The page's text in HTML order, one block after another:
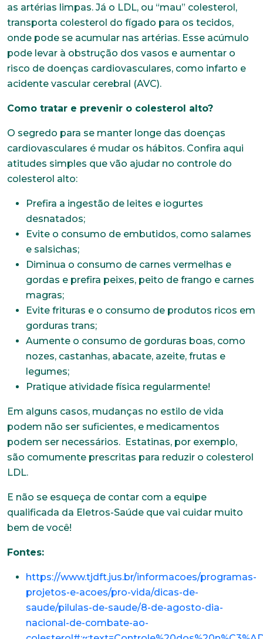
as artérias limpas. Já o LDL, ou “mau” colesterol,
transporta colesterol do fígado para os tecidos,
onde pode se acumular nas artérias. Esse acúmulo
pode levar à obstrução dos vasos e aumentar o
risco de doenças cardiovasculares, como infarto e
acidente vascular cerebral (AVC).
Como tratar e prevenir o colesterol alto?
O segredo para se manter longe das doenças
cardiovasculares é mudar os hábitos. Confira aqui
atitudes simples que vão ajudar no controle do
colesterol alto:
Prefira a ingestão de leites e iogurtes
desnatados;
Evite o consumo de embutidos, como salames
e salsichas;
Diminua o consumo de carnes vermelhas e
gordas e prefira peixes, peito de frango e carnes
magras;
Evite frituras e o consumo de produtos ricos em
gorduras trans;
Aumente o consumo de gorduras boas, como
nozes, castanhas, abacate, azeite, frutas e
legumes;
Pratique atividade física regularmente!
Em alguns casos, mudanças no estilo de vida
podem não ser suficientes, e medicamentos
podem ser necessários. Estatinas, por exemplo,
são comumente prescritas para reduzir o colesterol
LDL.
E não se esqueça de contar com a equipe
qualificada da Eletros-Saúde que vai cuidar muito
bem de você!
Fontes:
https://www.tjdft.jus.br/informacoes/programas-
projetos-e-acoes/pro-vida/dicas-de-
saude/pilulas-de-saude/8-de-agosto-dia-
nacional-de-combate-ao-
Trabalhe conosco
Faça parte de uma instituição sólida, ética e
comprometida com o bem-estar dos seus
Nome completo*